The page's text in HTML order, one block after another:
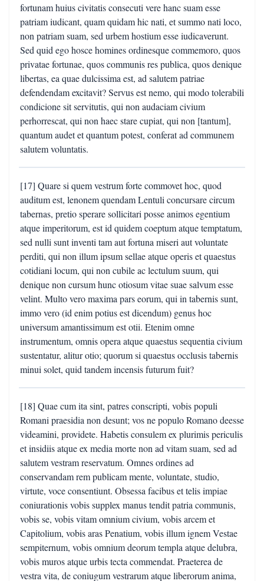
fortunam huius civitatis consecuti vere hanc suam esse
patriam iudicant, quam quidam hic nati, et summo nati loco,
non patriam suam, sed urbem hostium esse iudicaverunt.
Sed quid ego hosce homines ordinesque commemoro, quos
privatae fortunae, quos communis res publica, quos denique
libertas, ea quae dulcissima est, ad salutem patriae
defendendam excitavit? Servus est nemo, qui modo tolerabili
condicione sit servitutis, qui non audaciam civium
perhorrescat, qui non haec stare cupiat, qui non [tantum],
quantum audet et quantum potest, conferat ad communem
salutem voluntatis.
[17] Quare si quem vestrum forte commovet hoc, quod
auditum est, lenonem quendam Lentuli concursare circum
tabernas, pretio sperare sollicitari posse animos egentium
atque imperitorum, est id quidem coeptum atque temptatum,
sed nulli sunt inventi tam aut fortuna miseri aut voluntate
perditi, qui non illum ipsum sellae atque operis et quaestus
cotidiani locum, qui non cubile ac lectulum suum, qui
denique non cursum hunc otiosum vitae suae salvum esse
velint. Multo vero maxima pars eorum, qui in tabernis sunt,
immo vero (id enim potius est dicendum) genus hoc
universum amantissimum est otii. Etenim omne
instrumentum, omnis opera atque quaestus sequentia civium
sustentatur, alitur otio; quorum si quaestus occlusis tabernis
minui solet, quid tandem incensis futurum fuit?
[18] Quae cum ita sint, patres conscripti, vobis populi
Romani praesidia non desunt; vos ne populo Romano deesse
videamini, providete. Habetis consulem ex plurimis periculis
et insidiis atque ex media morte non ad vitam suam, sed ad
salutem vestram reservatum. Omnes ordines ad
conservandam rem publicam mente, voluntate, studio,
virtute, voce consentiunt. Obsessa facibus et telis impiae
coniurationis vobis supplex manus tendit patria communis,
vobis se, vobis vitam omnium civium, vobis arcem et
Capitolium, vobis aras Penatium, vobis illum ignem Vestae
sempiternum, vobis omnium deorum templa atque delubra,
vobis muros atque urbis tecta commendat. Praeterea de
vestra vita, de coniugum vestrarum atque liberorum anima,